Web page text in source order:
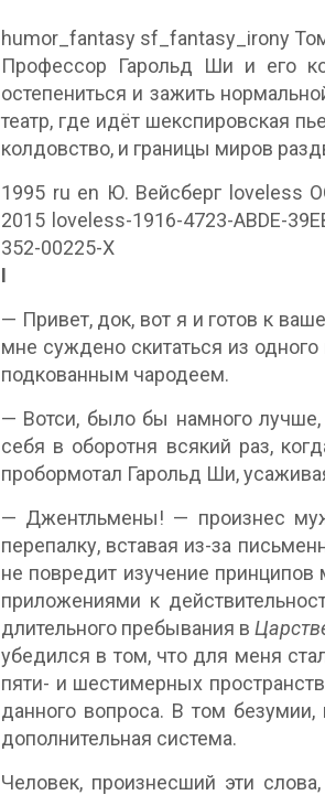
humor_fantasy sf_fantasy_irony
Профессор Гарольд Ши и его
остепениться и зажить
театр, где идёт шекспировская
колдовство, и границы миров
1995 ru en Ю. Вейсберг loveless
2015 loveless-1916-4723-ABDE-
352-00225-X
I
— Привет, док, вот я и готов к
мне суждено скитаться из
подкованным чародеем.
— Вотси, было бы намного
себя в оборотня всякий раз,
пробормотал Гарольд Ши,
— Джентльмены! — произнес
перепалку, вставая из-за
не повредит изучение
приложениями к
длительного пребывания в
убедился в том, что для меня
пяти- и шестимерных
данного вопроса. В том
дополнительная система.
Человек, произнесший эти